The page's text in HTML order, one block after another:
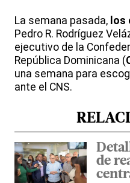
La semana pasada, los
Pedro R. Rodríguez
ejecutivo de la
República Dominicana (
una semana para
ante el CNS.
de